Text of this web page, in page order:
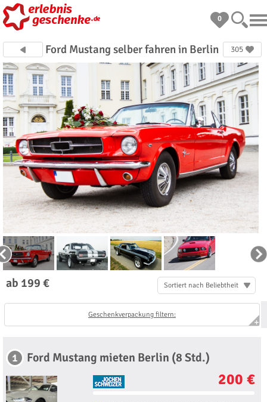
0
Ford Mustang selber fahren in Berlin 305
ab 199 € Sortiert nach Beliebtheit
Geschenkverpackung filtern:
1 Ford Mustang mieten Berlin (8 Std.)
200 €